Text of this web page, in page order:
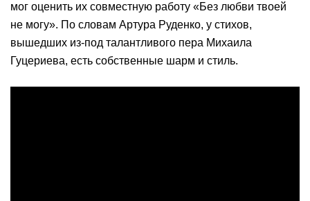
мог оценить их совместную работу «Без любви твоей
не могу». По словам Артура Руденко, у стихов,
вышедших из-под талантливого пера Михаила
Гуцериева, есть собственные шарм и стиль.